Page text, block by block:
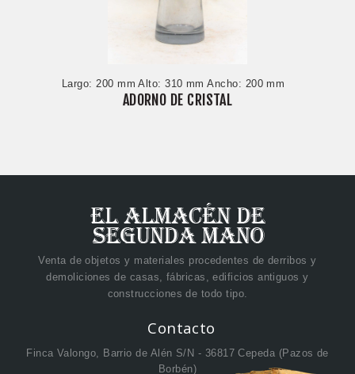
Largo: 200 mm Alto: 310 mm Ancho: 200 mm
ADORNO DE CRISTAL
Venta de objetos y materiales procedentes de derribos y
demoliciones de casas, fábricas, edificios antiguos y
construcciones de todo tipo.
Contacto
Finca Valongo, Barrio de Alén S/N - 36817 Cepeda (Pazos de
Borbén)